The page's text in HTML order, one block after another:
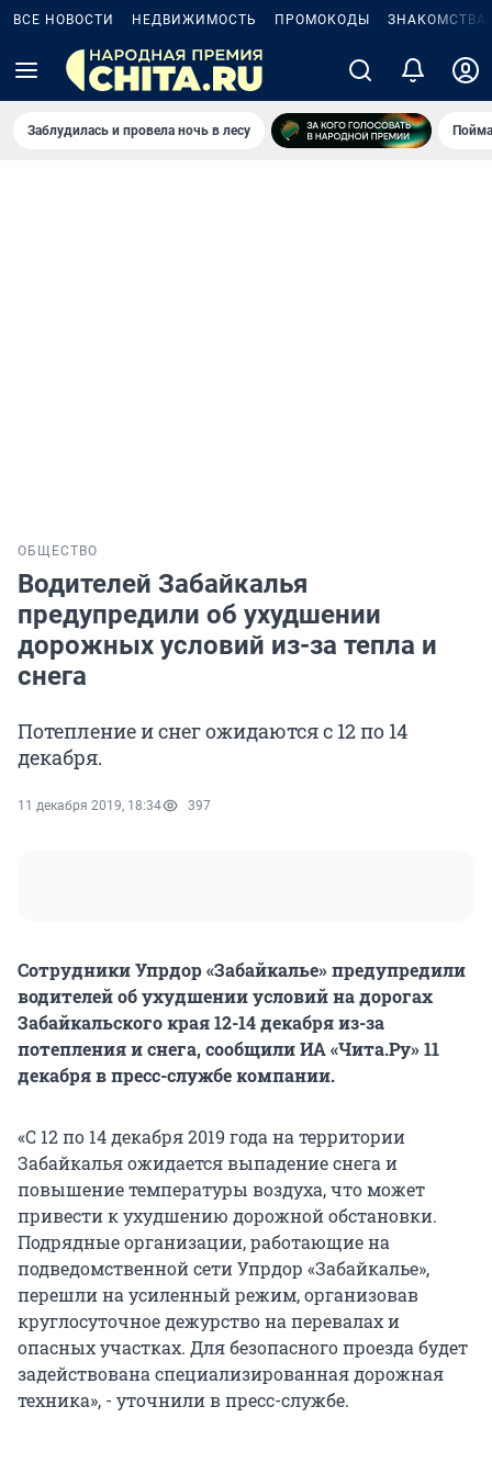
ВСЕ НОВОСТИ НЕДВИЖИМОСТЬ ПРОМОКОДЫ ЗНАКОМСТВА
Заблудилась и провела ночь в лесу
ОБЩЕСТВО
Водителей Забайкалья
предупредили об ухудшении
дорожных условий из-за тепла и
снега
Потепление и снег ожидаются с 12 по 14
декабря.
11 декабря 2019, 18:34 397
Сотрудники Упрдор «Забайкалье» предупредили
водителей об ухудшении условий на дорогах
Забайкальского края 12-14 декабря из-за
потепления и снега, сообщили ИА «Чита.Ру» 11
декабря в пресс-службе компании.
«С 12 по 14 декабря 2019 года на территории
Забайкалья ожидается выпадение снега и
повышение температуры воздуха, что может
привести к ухудшению дорожной обстановки.
Подрядные организации, работающие на
подведомственной сети Упрдор «Забайкалье»,
перешли на усиленный режим, организовав
круглосуточное дежурство на перевалах и
опасных участках. Для безопасного проезда будет
задействована специализированная дорожная
техника», - уточнили в пресс-службе.